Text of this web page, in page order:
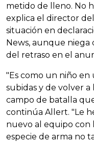
metido de lleno. No
explica el director
situación en
News, aunque niega
del retraso en el
"Es como un niño
subidas y de volver a
campo de batalla
continúa Allert. "Le
nuevo al equipo con
especie de arma no